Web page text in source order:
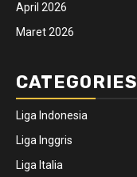
April 2026
Maret 2026
CATEGORIES
Liga Indonesia
Liga Inggris
Liga Italia